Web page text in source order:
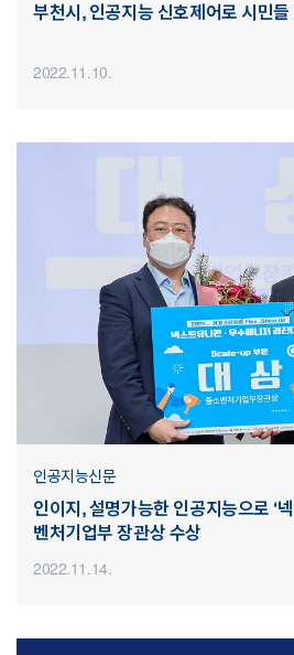
부천시, 인공지능 신호제어로 시민들
2022.11.10.
인공지능신문
인이지, 설명가능한 인공지능으로 ‘
벤처기업부 장관상 수상
2022.11.14.